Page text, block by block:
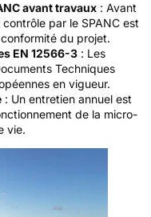
avant travaux : Avant
par le SPANC est
du projet.
EN 12566-3 : Les
Techniques
en vigueur.
: Un entretien annuel est
de la micro-
vie.